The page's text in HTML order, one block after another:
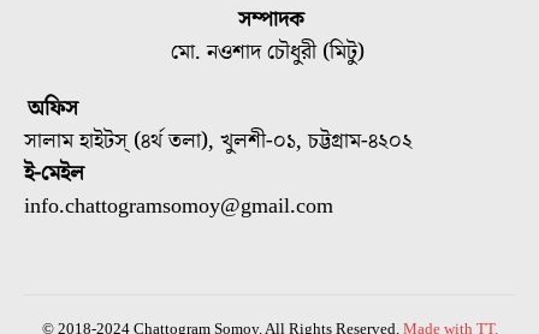
সম্পাদক
মো. নওশাদ চৌধুরী (মিটু)
অফিস
সালাম হাইটস্ (৪র্থ তলা), খুলশী-০১, চট্টগ্রাম-৪২০২
ই-মেইল
info.chattogramsomoy@gmail.com
© 2018-2024 Chattogram Somoy. All Rights Reserved. Made with TT.